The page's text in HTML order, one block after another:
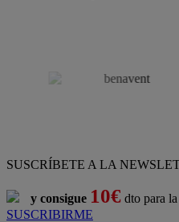
SUSCRÍBETE A LA
y consigue 10€ dto para
SUSCRIBIRME